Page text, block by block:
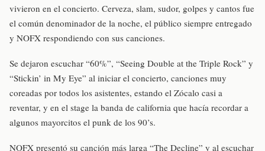
vivieron en el concierto. Cerveza, slam, sudor, golpes y cantos fue
el común denominador de la noche, el público siempre entregado
y NOFX respondiendo con sus canciones.
Se dejaron escuchar “60%”, “Seeing Double at the Triple Rock” y
“Stickin’ in My Eye” al iniciar el concierto, canciones muy
coreadas por todos los asistentes, estando el Zócalo casi a
reventar, y en el stage la banda de california que hacía recordar a
algunos mayorcitos el punk de los 90’s.
NOFX presentó su canción más larga “The Decline” y al escuchar